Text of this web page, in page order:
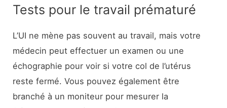
Tests pour le travail prématuré
L’UI ne mène pas souvent au travail, mais votre
médecin peut effectuer un examen ou une
échographie pour voir si votre col de l’utérus
reste fermé. Vous pouvez également être
branché à un moniteur pour mesurer la